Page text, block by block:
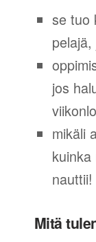
se tuo
jos
mikäli
nauttii!
Mitä